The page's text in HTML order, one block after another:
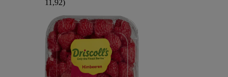
11,92)